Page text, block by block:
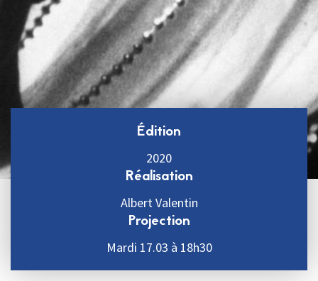
Édition
2020
Réalisation
Albert Valentin
Projection
Mardi 17.03 à 18h30